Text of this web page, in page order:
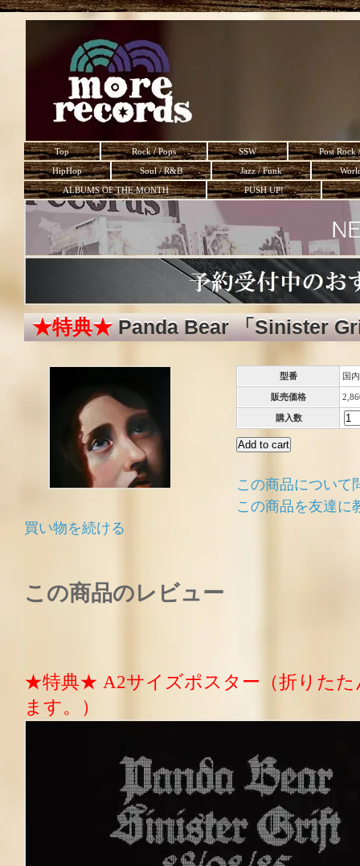
Top Rock / Pops SSW
Post Rock
HipHop
Soul / R&B Jazz / Funk
ALBUMS OF THE MONTH
PUSH UP!
★特典★Panda Bear 「Sinister
型番 国
販売価格
購入数
この商品について
この商品を友達に
買い物を続ける
この商品のレビュー
★特典★ A2サイズポスター（折りたた
ます。）